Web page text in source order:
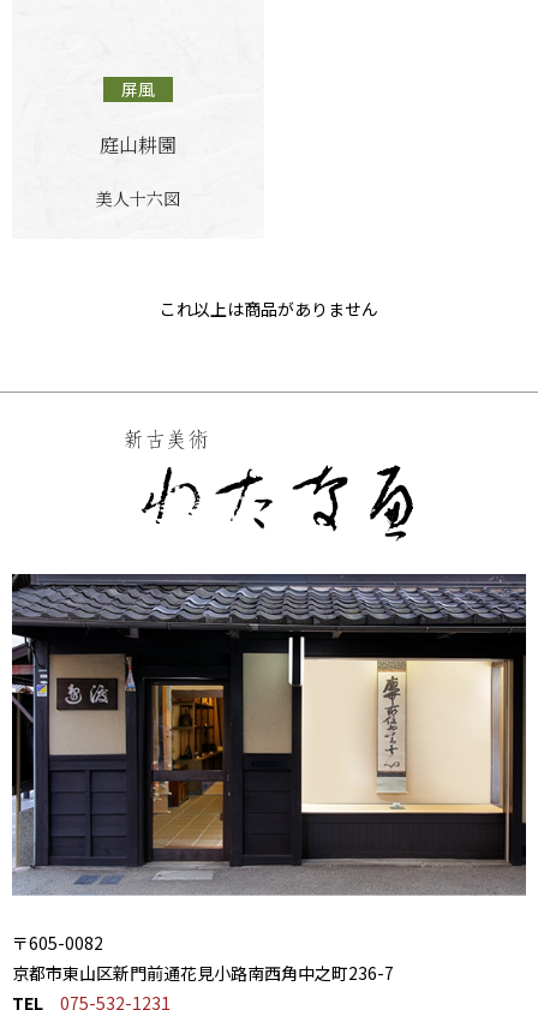
屏風
庭山耕園
美人十六図
これ以上は商品がありません
〒605-0082
京都市東山区新門前通花見小路南西角中之町236-7
TEL
075-532-1231